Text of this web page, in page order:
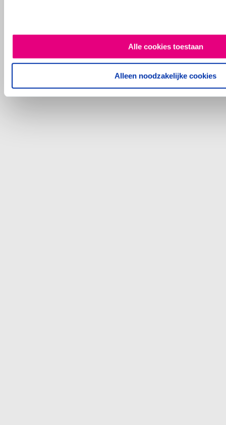
Alle cookies toestaan
Alleen noodzakelijke cookies